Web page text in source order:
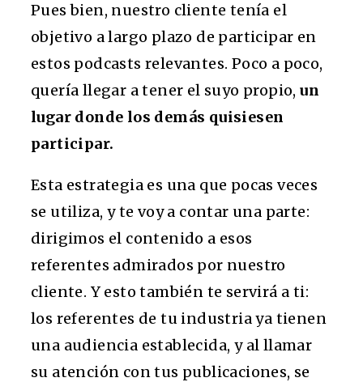
Pues bien, nuestro cliente tenía el
objetivo a largo plazo de participar en
estos podcasts relevantes. Poco a poco,
quería llegar a tener el suyo propio,un
lugar donde los demás quisiesen
participar.
Esta estrategia es una que pocas veces
se utiliza, y te voy a contar una parte:
dirigimos el contenido a esos
referentes admirados por nuestro
cliente. Y esto también te servirá a ti:
los referentes de tu industria ya tienen
una audiencia establecida, y al llamar
su atención con tus publicaciones, se